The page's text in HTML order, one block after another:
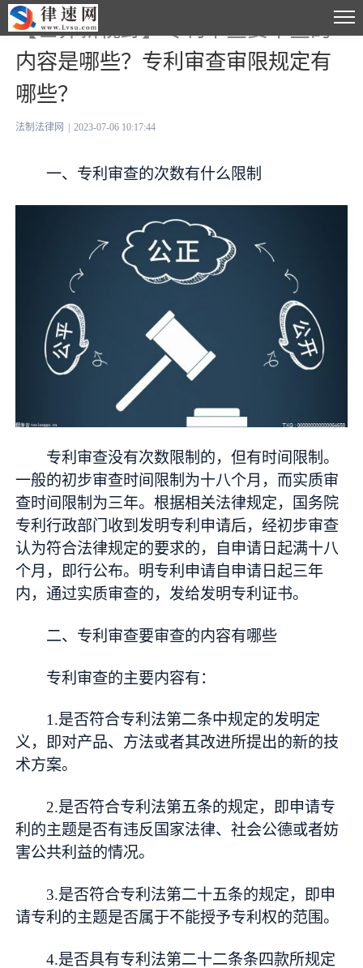
【世界新视野】专利审查要审查的
内容是哪些？专利审查审限规定有
哪些？
法制法律网 2023-07-06 10:17:44
一、专利审查的次数有什么限制
专利审查没有次数限制的，但有时间限制。
一般的初步审查时间限制为十八个月，而实质审
查时间限制为三年。根据相关法律规定，国务院
专利行政部门收到发明专利申请后，经初步审查
认为符合法律规定的要求的，自申请日起满十八
个月，即行公布。明专利申请自申请日起三年
内，通过实质审查的，发给发明专利证书。
二、专利审查要审查的内容有哪些
专利审查的主要内容有：
1.是否符合专利法第二条中规定的发明定
义，即对产品、方法或者其改进所提出的新的技
术方案。
2.是否符合专利法第五条的规定，即申请专
利的主题是否有违反国家法律、社会公德或者妨
害公共利益的情况。
3.是否符合专利法第二十五条的规定，即申
请专利的主题是否属于不能授予专利权的范围。
4.是否具有专利法第二十二条条四款所规定